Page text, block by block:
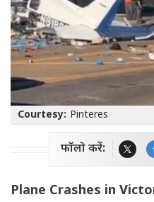
Courtesy: Pinteres
फॉलो करें:
Plane Crashes in